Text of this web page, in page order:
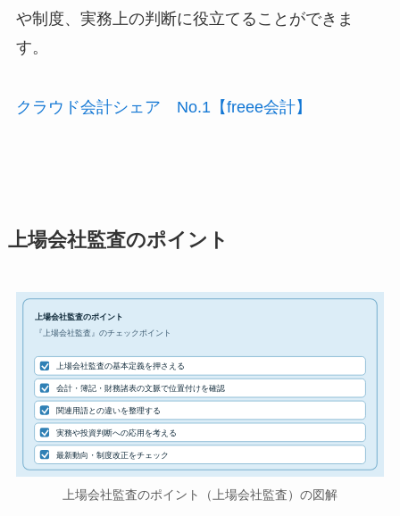
や制度、実務上の判断に役立てることができま
す。
クラウド会計シェア No.1【freee会計】
上場会社監査のポイント
上場会社監査のポイント
『上場会社監査』のチェックポイント
上場会社監査の基本定義を押さえる
会計・簿記・財務諸表の文脈で位置付けを確認
関連用語との違いを整理する
実務や投資判断への応用を考える
最新動向・制度改正をチェック
上場会社監査のポイント（上場会社監査）の図解